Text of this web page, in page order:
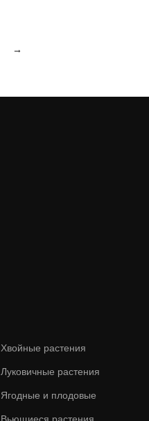
→
Хвойные растения
Луковичные растения
Ягодные и плодовые